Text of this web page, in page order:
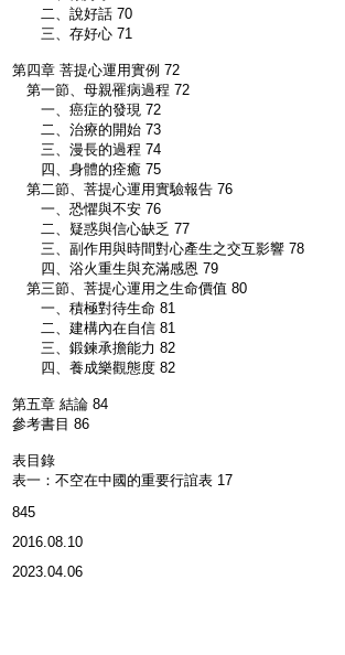
二、說好話 70
三、存好心 71
第四章 菩提心運用實例 72
第一節、母親罹病過程 72
一、癌症的發現 72
二、治療的開始 73
三、漫長的過程 74
四、身體的痊癒 75
第二節、菩提心運用實驗報告 76
一、恐懼與不安 76
二、疑惑與信心缺乏 77
三、副作用與時間對心產生之交互影響 78
四、浴火重生與充滿感恩 79
第三節、菩提心運用之生命價值 80
一、積極對待生命 81
二、建構內在自信 81
三、鍛鍊承擔能力 82
四、養成樂觀態度 82
第五章 結論 84
參考書目 86
表目錄
表一：不空在中國的重要行誼表 17
845
2016.08.10
2023.04.06